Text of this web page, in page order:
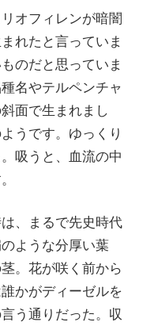
オフィレンが暗闇
れたと言っていま
のだと思っていま
名やテルペンチャ
面で生まれまし
うです。ゆっくり
吸うと、血流の中
、まるで先史時代
ような分厚い葉
。花が咲く前から
かがディーゼルを
う通りだった。収